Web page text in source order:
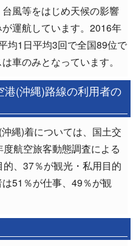
風等をはじめ天候の影響
運航しています。2016年
均1日平均3回で全国89位で
車のみとなっています。
(沖縄)路線の利用者の
縄)着については、国土交
航空旅客動態調査による
、37％が観光・私用目的
51％が仕事、49％が観